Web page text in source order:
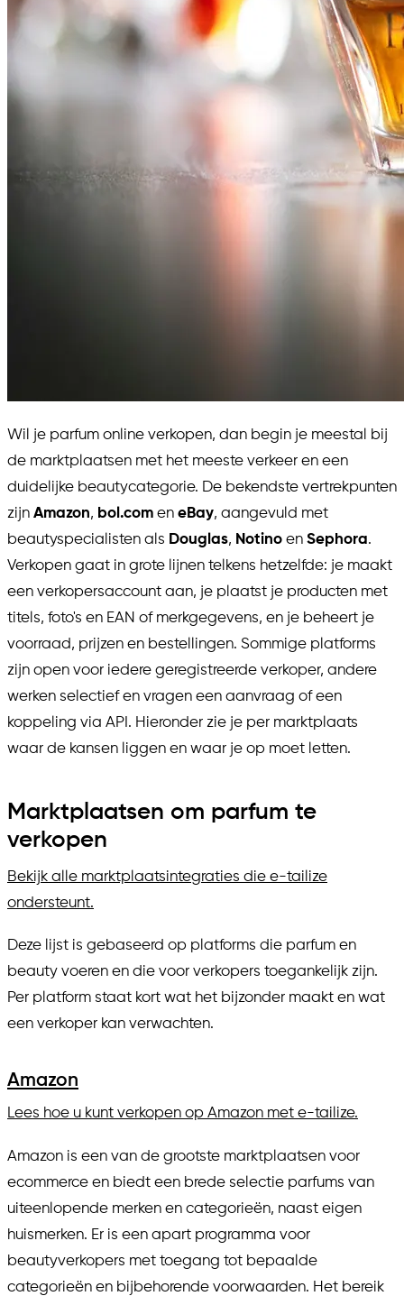
Wil je parfum online verkopen, dan begin je meestal bij
de marktplaatsen met het meeste verkeer en een
duidelijke beautycategorie. De bekendste vertrekpunten
zijn Amazon, bol.com en eBay, aangevuld met
beautyspecialisten als Douglas, Notino en Sephora.
Verkopen gaat in grote lijnen telkens hetzelfde: je maakt
een verkopersaccount aan, je plaatst je producten met
titels, foto's en EAN of merkgegevens, en je beheert je
voorraad, prijzen en bestellingen. Sommige platforms
zijn open voor iedere geregistreerde verkoper, andere
werken selectief en vragen een aanvraag of een
koppeling via API. Hieronder zie je per marktplaats
waar de kansen liggen en waar je op moet letten.
Marktplaatsen om parfum te
verkopen
Bekijk alle marktplaatsintegraties die e-tailize
ondersteunt.
Deze lijst is gebaseerd op platforms die parfum en
beauty voeren en die voor verkopers toegankelijk zijn.
Per platform staat kort wat het bijzonder maakt en wat
een verkoper kan verwachten.
Amazon
Lees hoe u kunt verkopen op Amazon met e-tailize.
Amazon is een van de grootste marktplaatsen voor
ecommerce en biedt een brede selectie parfums van
uiteenlopende merken en categorieën, naast eigen
huismerken. Er is een apart programma voor
beautyverkopers met toegang tot bepaalde
categorieën en bijbehorende voorwaarden. Het bereik